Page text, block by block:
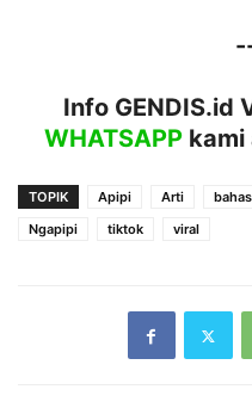
Info GENDIS.id
WHATSAPPkami
TOPIK Apipi Arti
Ngapipi
tiktok viral